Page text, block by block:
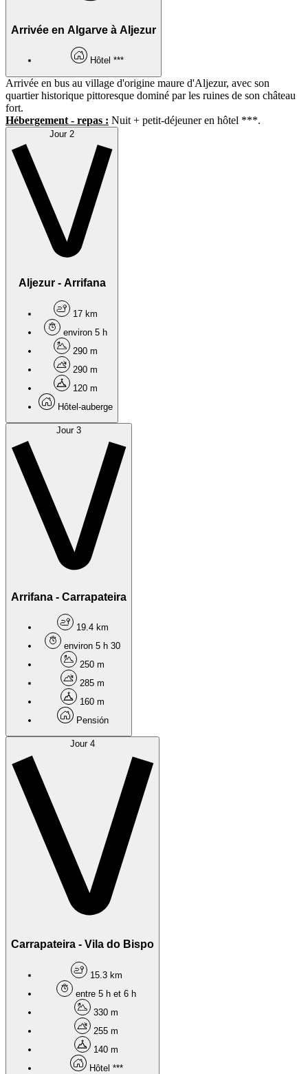
Arrivée en Algarve à Aljezur
Hôtel ***
Arrivée en bus au village d'origine maure d'Aljezur, avec son
quartier historique pittoresque dominé par les ruines de son château
fort.
Hébergement - repas : Nuit + petit-déjeuner en hôtel ***.
Jour 2
Aljezur - Arrifana
17 km
environ 5 h
290 m
290 m
120 m
Hôtel-auberge
Jour 3
Arrifana - Carrapateira
19.4 km
environ 5 h 30
250 m
285 m
160 m
Pensión
Jour 4
Carrapateira - Vila do Bispo
15.3 km
entre 5 h et 6 h
330 m
255 m
140 m
Hôtel ***